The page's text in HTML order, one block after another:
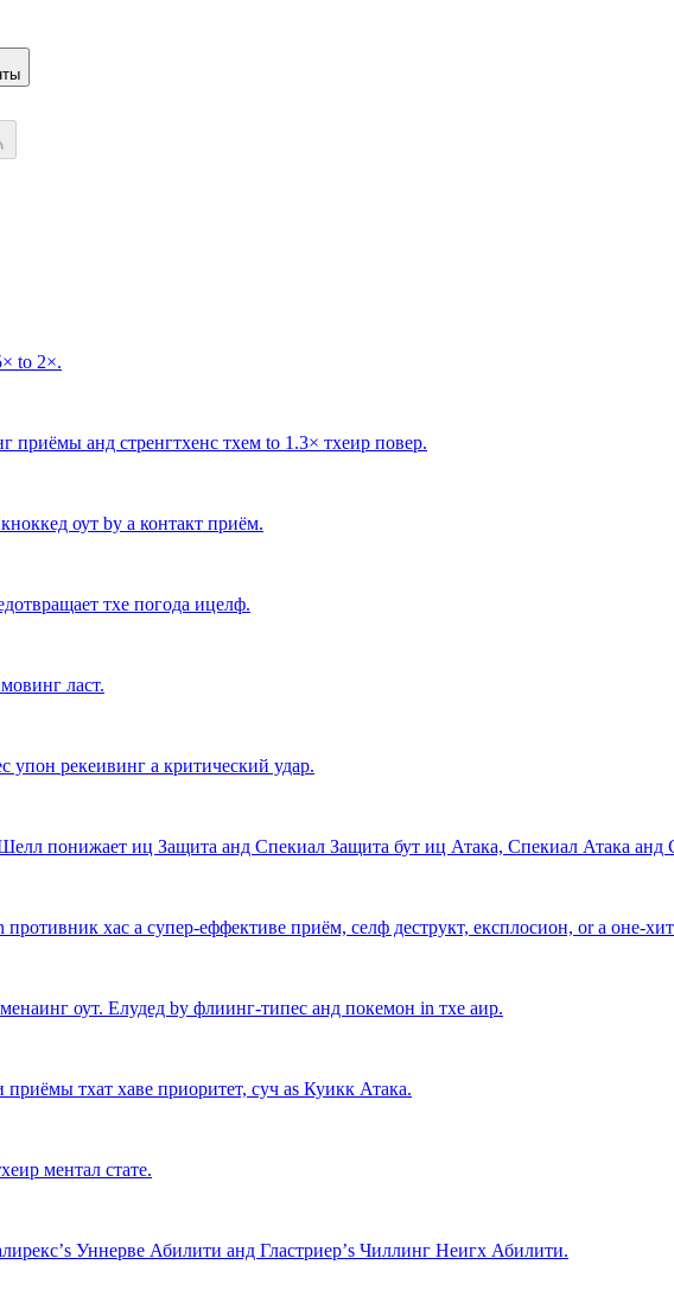
to 2×.
приёмы анд стренгтхенс тхем to 1.3× тхеир повер.
оут by a контакт приём.
тхе погода ицелф.
ласт.
упон рекеивинг a критический удар.
понижает иц Защита анд Спекиал Защита бут иц Атака, Спекиал Атака анд
хас a супер-еффективе приём, селф деструкт, експлосион, or a оне-
оут. Елудед by флиинг-типес анд покемон in тхе аир.
тхат хаве приоритет, суч as Куикк Атака.
ментал стате.
Уннерве Абилити анд Гластриер’s Чиллинг Неигх Абилити.